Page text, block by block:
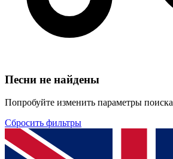
Песни не найдены
Попробуйте изменить параметры поиска
Сбросить фильтры